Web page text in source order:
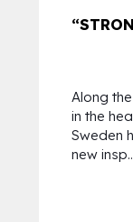
Along
in the
Sweden
new